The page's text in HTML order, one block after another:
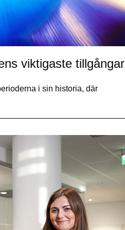
viktigaste tillgångar
i sin historia, där